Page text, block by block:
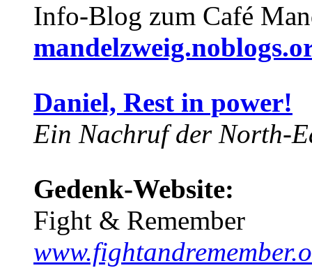
Info-Blog zum Café
Daniel, Rest in power!
Ein Nachruf der North-
Gedenk-Website:
Fight & Remember